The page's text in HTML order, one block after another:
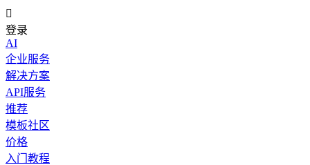

登录
AI
企业服务
解决方案
API服务
推荐
模板社区
价格
入门教程